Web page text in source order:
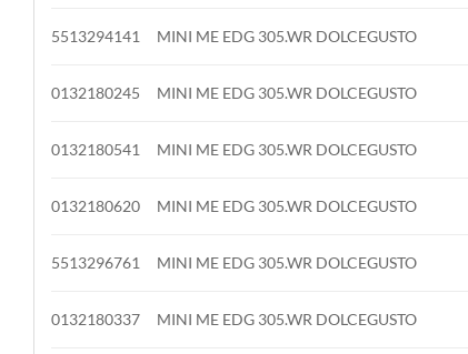
5513294141 MINI ME EDG 305.WR DOLCEGUSTO
0132180245 MINI ME EDG 305.WR DOLCEGUSTO
0132180541 MINI ME EDG 305.WR DOLCEGUSTO
0132180620 MINI ME EDG 305.WR DOLCEGUSTO
5513296761 MINI ME EDG 305.WR DOLCEGUSTO
0132180337 MINI ME EDG 305.WR DOLCEGUSTO